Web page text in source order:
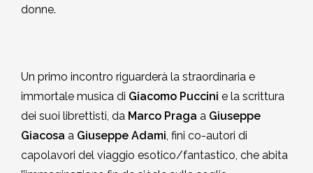
donne.
Un primo incontro riguarderà la straordinaria e
immortale musica di Giacomo Puccini e la scrittura
dei suoi librettisti, da Marco Praga a Giuseppe
Giacosa a Giuseppe Adami , fini co-autori di
capolavori del viaggio esotico/fantastico, che abita